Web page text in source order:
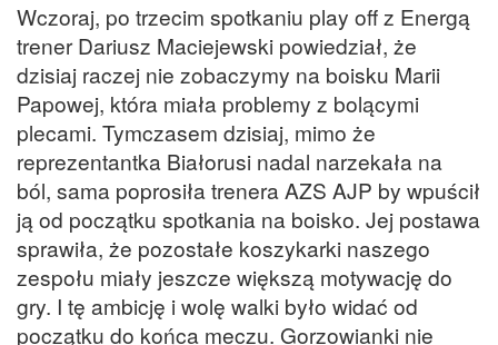
Wczoraj, po trzecim spotkaniu play off z Energą
trener Dariusz Maciejewski powiedział, że
dzisiaj raczej nie zobaczymy na boisku Marii
Papowej, która miała problemy z bolącymi
plecami. Tymczasem dzisiaj, mimo że
reprezentantka Białorusi nadal narzekała na
ból, sama poprosiła trenera AZS AJP by wpuścił
ją od początku spotkania na boisko. Jej postawa
sprawiła, że pozostałe koszykarki naszego
zespołu miały jeszcze większą motywację do
gry. I tę ambicję i wolę walki było widać od
początku do końca meczu. Gorzowianki nie